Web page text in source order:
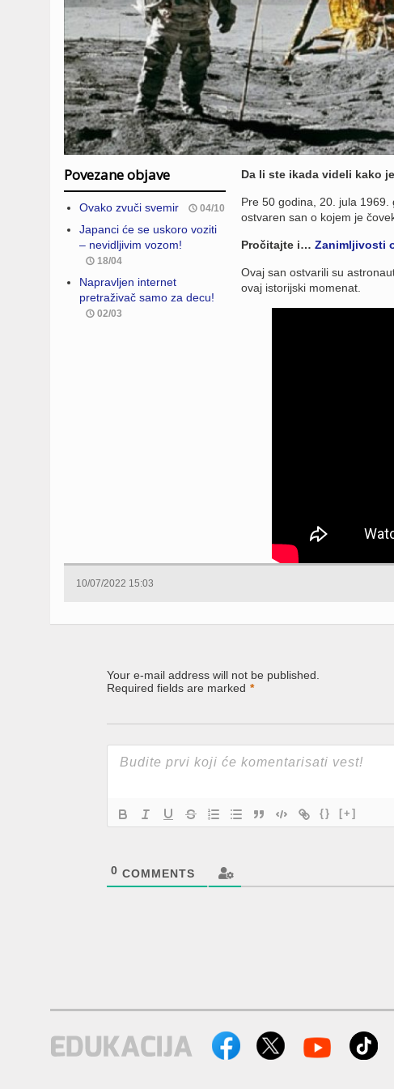
Povezane objave
Ovako zvuči svemir 04/10
Japanci će se uskoro voziti
– nevidljivim vozom!
18/04
Napravljen internet
pretraživač samo za decu!
02/03
Da li ste ikada videli kako
Pre 50 godina, 20. jula
ostvaren san o kojem je
Pročitajte i… Zanimljivosti
Ovaj san ostvarili su
ovaj istorijski momenat.
10/07/2022 15:03
Your e-mail address will not be published.
Required fields are marked *
{} [+]
0 COMMENTS